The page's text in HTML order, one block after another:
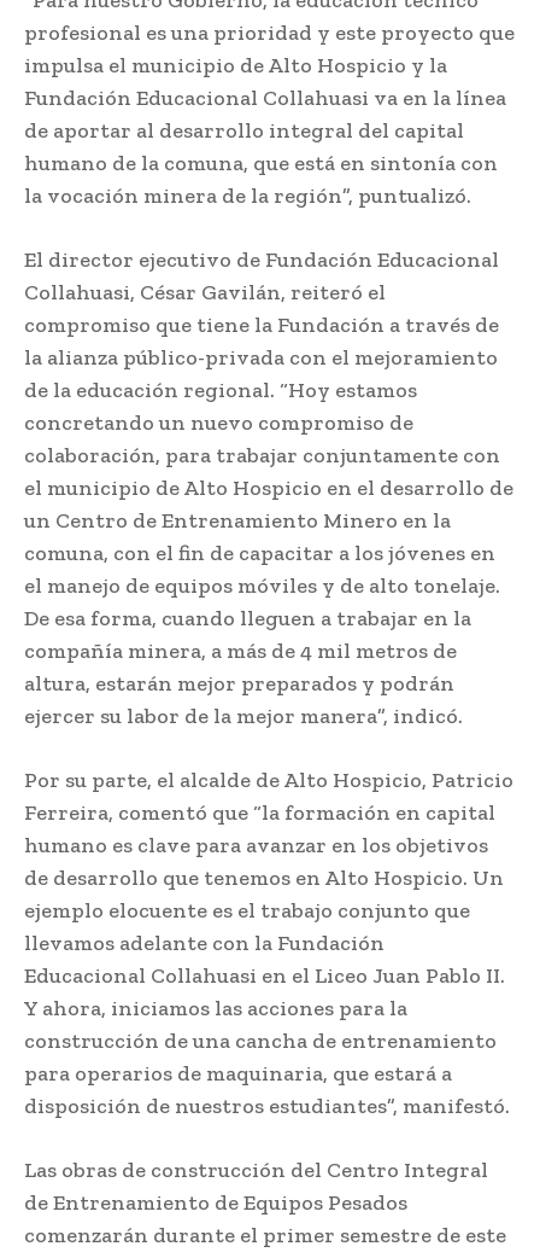
profesional es una prioridad y este proyecto que
impulsa el municipio de Alto Hospicio y la
Fundación Educacional Collahuasi va en la línea
de aportar al desarrollo integral del capital
humano de la comuna, que está en sintonía con
la vocación minera de la región”, puntualizó.
El director ejecutivo de Fundación Educacional
Collahuasi, César Gavilán, reiteró el
compromiso que tiene la Fundación a través de
la alianza público-privada con el mejoramiento
de la educación regional. “Hoy estamos
concretando un nuevo compromiso de
colaboración, para trabajar conjuntamente con
el municipio de Alto Hospicio en el desarrollo de
un Centro de Entrenamiento Minero en la
comuna, con el fin de capacitar a los jóvenes en
el manejo de equipos móviles y de alto tonelaje.
De esa forma, cuando lleguen a trabajar en la
compañía minera, a más de 4 mil metros de
altura, estarán mejor preparados y podrán
ejercer su labor de la mejor manera”, indicó.
Por su parte, el alcalde de Alto Hospicio, Patricio
Ferreira, comentó que “la formación en capital
humano es clave para avanzar en los objetivos
de desarrollo que tenemos en Alto Hospicio. Un
ejemplo elocuente es el trabajo conjunto que
llevamos adelante con la Fundación
Educacional Collahuasi en el Liceo Juan Pablo II.
Y ahora, iniciamos las acciones para la
construcción de una cancha de entrenamiento
para operarios de maquinaria, que estará a
disposición de nuestros estudiantes”, manifestó.
Las obras de construcción del Centro Integral
de Entrenamiento de Equipos Pesados
comenzarán durante el primer semestre de este